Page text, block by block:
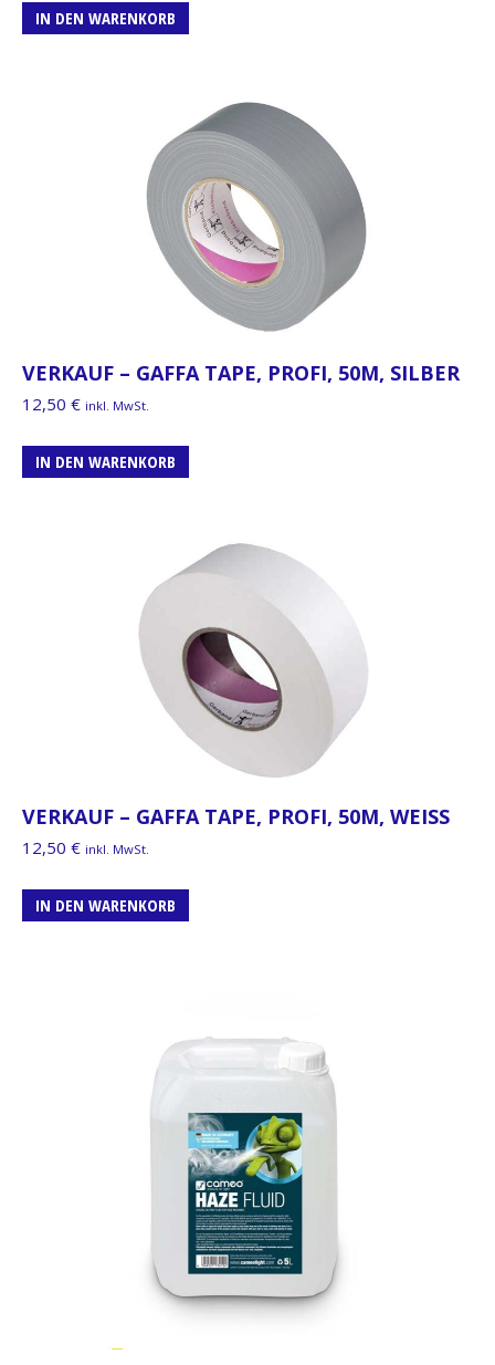
IN DEN WARENKORB
VERKAUF – GAFFA TAPE, PROFI, 50M, SILBER
12,50 € inkl. MwSt.
IN DEN WARENKORB
VERKAUF – GAFFA TAPE, PROFI, 50M, WEISS
12,50 € inkl. MwSt.
IN DEN WARENKORB